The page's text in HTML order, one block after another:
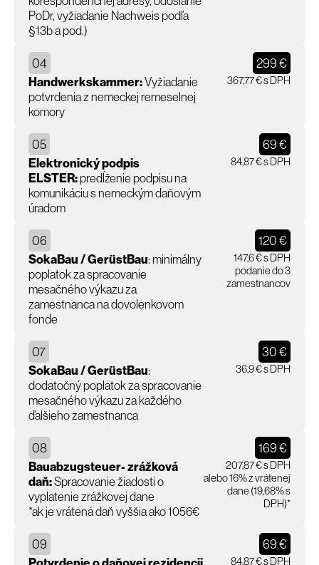
PoDr, vyžiadanie Nachweis podľa
§13b a pod.)
04
Handwerkskammer:Vyžiadanie
potvrdenia z nemeckej remeselnej
komory
299 €
367,77 € s DPH
05
Elektronický podpis
ELSTER:predĺženie podpisu na
komunikáciu s nemeckým daňovým
úradom
69 €
84,87 € s DPH
06
SokaBau / GerüstBau: minimálny
poplatok za spracovanie
mesačného výkazu za
zamestnanca na dovolenkovom
fonde
120 €
147,6 € s DPH
podanie do 3
zamestnancov
07
SokaBau / GerüstBau:
dodatočný poplatok za spracovanie
mesačného výkazu za každého
ďalšieho zamestnanca
30 €
36,9 € s DPH
08
Bauabzugsteuer- zrážková
daň:Spracovanie žiadosti o
vyplatenie zrážkovej dane
*ak je vrátená daň vyššia ako 1056€
169 €
207,87 € s DPH
alebo 16% z vrátenej
dane (19,68% s
DPH)*
09 69 €
84,87 € s DPH